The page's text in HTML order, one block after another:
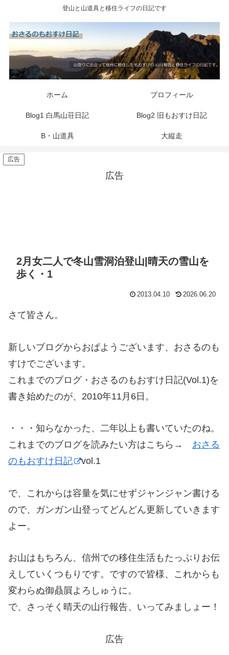
登山と山道具と移住ライフの日記です
ホーム プロフィール
Blog1 白馬山荘日記 Blog2 旧もおすけ日記
B・山道具 大縦走
広告
広告
2月女二人で冬山雪洞泊登山|晴天の雪山を
歩く・1
2013.04.10 2026.06.20
さて皆さん。
新しいブログからおぱようございます、おさるのも
すけでございます。
これまでのブログ・おさるのもおすけ日記(Vol.1)を
書き始めたのが、2010年11月6日。
・・・知らなかった、二年以上も書いていたのね。
これまでのブログを読みたい方はこちら→ おさる
のもおすけ日記
vol.1
で、これからは容量を気にせずジャンジャン書ける
ので、ガンガン山登ってどんどん更新していきます
よー。
お山はもちろん、信州での移住生活もたっぷりお伝
えしていくつもりです。ですので皆様、これからも
変わらぬ御贔屓よろしゅうに。
で、さっそく晴天の山行報告、いってみましょー！
広告